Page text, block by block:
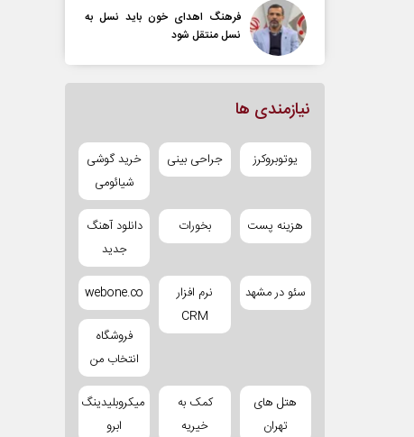
فرهنگ اهدای خون باید نسل به
نسل منتقل شود
نیازمندی ها
یوتوبروکرز جراحی بینی
خرید گوشی
شیائومی
هزینه پست بخورات
دانلود آهنگ
جدید
سئو در مشهد
نرم افزار
CRM
webone.co
فروشگاه
انتخاب من
هتل های
تهران
کمک به
خیریه
میکروبلیدینگ
ابرو